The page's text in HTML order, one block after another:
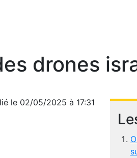
drones
le 02/05/2025 à 17:31